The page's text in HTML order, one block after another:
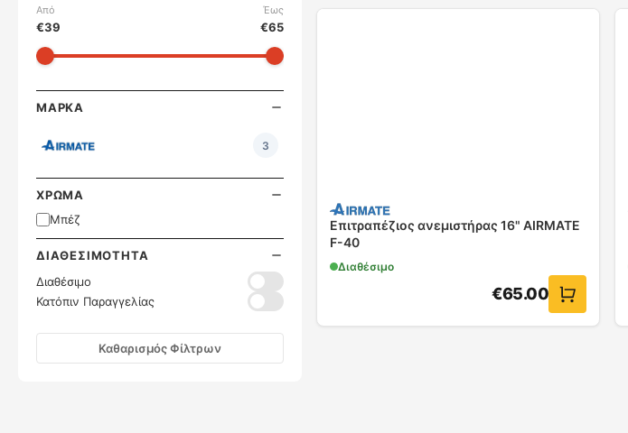
Από
€39
Έως
€65
ΜΆΡΚΑ
3
ΧΡΏΜΑ
Μπέζ
ΔΙΑΘΕΣΙΜΌΤΗΤΑ
Διαθέσιμο
Κατόπιν Παραγγελίας
Καθαρισμός Φίλτρων
Επιτραπέζιος ανεμιστήρας 16" AIRMATE
F-40
Διαθέσιμο
€65.00